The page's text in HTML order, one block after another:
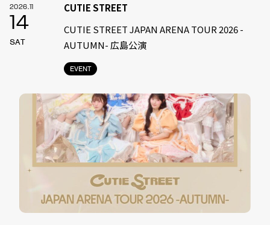
2026.11
14
SAT
EVENT
CUTIE STREET
CUTIE STREET JAPAN ARENA TOUR 2026 -
AUTUMN- 広島公演